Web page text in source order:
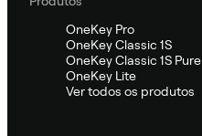
OneKey Pro
OneKey Classic 1S
OneKey Classic 1S Pure
OneKey Lite
Ver todos os produtos